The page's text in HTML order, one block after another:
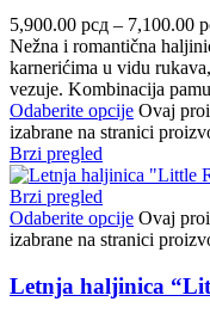
5,900.00 рсд – 7,100.00
Nežna i romantična
karnerićima u vidu
vezuje. Kombinacija
Odaberite opcije Ovaj
izabrane na stranici
Brzi pregled
Brzi pregled
Odaberite opcije Ovaj
izabrane na stranici
Letnja haljinica